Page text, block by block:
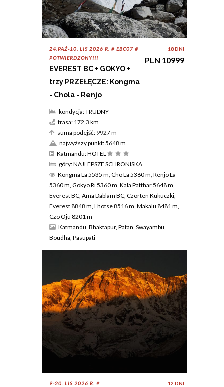
24.PAŹ-10. LIS 2026 R. # EBC07 #
POTWIERDZONY!!!
EVEREST BC + GOKYO +
trzy PRZEŁĘCZE: Kongma
- Chola - Renjo
18 DNI
PLN 10999
kondycja: TRUDNY
trasa: 172,3 km
suma podejść: 9927 m
najwyższy punkt: 5648 m
Katmandu: HOTEL
góry: NAJLEPSZE SCHRONISKA
Kongma La 5535 m, Cho La 5360 m, Renjo La
5360 m, Gokyo Ri 5360 m, Kala Patthar 5648 m,
Everest BC, Ama Dablam BC, Czorten Kukuczki,
Everest 8848 m, Lhotse 8516 m, Makalu 8481 m,
Czo Oju 8201 m
Katmandu, Bhaktapur, Patan, Swayambu,
Boudha, Pasupati
9-20. LIS 2026 R. # 12 DNI